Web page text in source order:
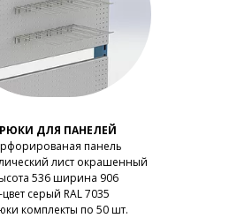
ДЛЯ ПАНЕЛЕЙ
панель
лист окрашенный
536 ширина 906
-цвет серый RAL 7035
комплекты по 50 шт.